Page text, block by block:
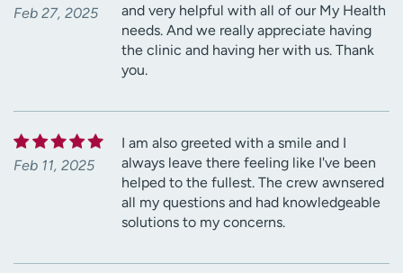
Feb 27, 2025
and very helpful with all of our My Health
needs. And we really appreciate having
the clinic and having her with us. Thank
you.
Feb 11, 2025
I am also greeted with a smile and I
always leave there feeling like I've been
helped to the fullest. The crew awnsered
all my questions and had knowledgeable
solutions to my concerns.